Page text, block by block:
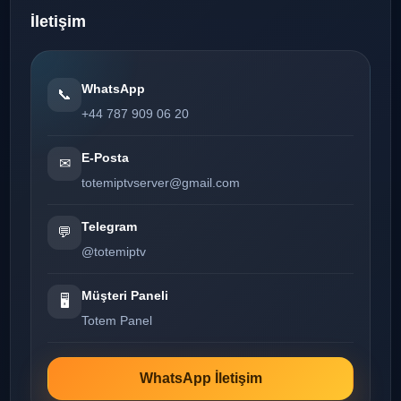
İletişim
📞
WhatsApp
+44 787 909 06 20
✉
E-Posta
totemiptvserver@gmail.com
💬
Telegram
@totemiptv
🖥️
Müşteri Paneli
Totem Panel
WhatsApp İletişim